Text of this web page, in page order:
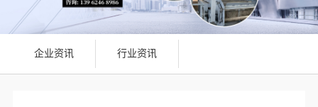
企业资讯 行业资讯